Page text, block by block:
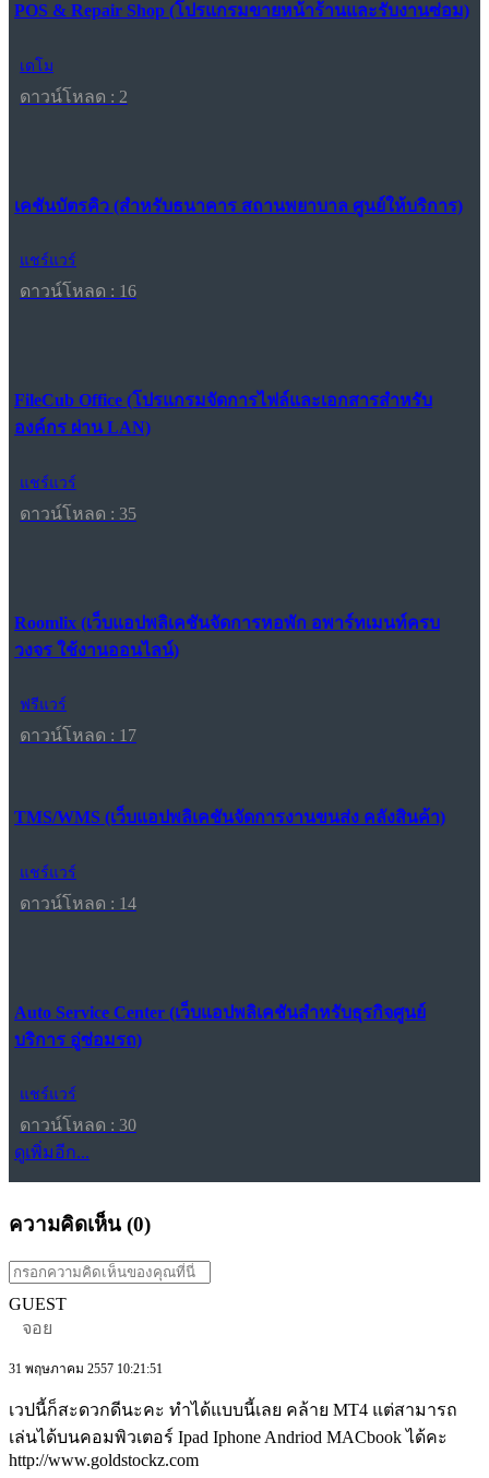
POS & Repair Shop (โปรแกรมขายหน้าร้านและรับงานซ่อม)
เดโม
ดาวน์โหลด : 2
เคชันบัตรคิว (สำหรับธนาคาร สถานพยาบาล ศูนย์ให้บริการ)
แชร์แวร์
ดาวน์โหลด : 16
FileCub Office (โปรแกรมจัดการไฟล์และเอกสารสำหรับ
องค์กร ผ่าน LAN)
แชร์แวร์
ดาวน์โหลด : 35
Roomlix (เว็บแอปพลิเคชันจัดการหอพัก อพาร์ทเมนท์ครบ
วงจร ใช้งานออนไลน์)
ฟรีแวร์
ดาวน์โหลด : 17
TMS/WMS (เว็บแอปพลิเคชันจัดการงานขนส่ง คลังสินค้า)
แชร์แวร์
ดาวน์โหลด : 14
Auto Service Center (เว็บแอปพลิเคชันสำหรับธุรกิจศูนย์
บริการ อู่ซ่อมรถ)
แชร์แวร์
ดาวน์โหลด : 30
ดูเพิ่มอีก...
ความคิดเห็น (0)
GUEST
จอย
31 พฤษภาคม 2557 10:21:51
เวปนี้ก็สะดวกดีนะคะ ทำได้แบบนี้เลย คล้าย MT4 แต่สามารถ
เล่นได้บนคอมพิวเตอร์ Ipad Iphone Andriod MACbook ได้คะ
http://www.goldstockz.com